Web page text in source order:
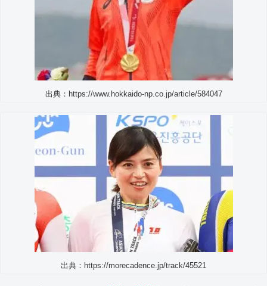
出典：https://www.hokkaido-np.co.jp/article/584047
出典：https://morecadence.jp/track/45521